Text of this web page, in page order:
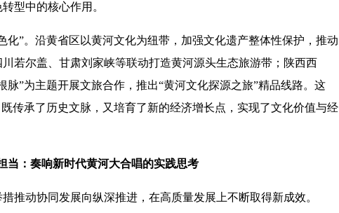
型中的核心作用。
”。沿黄省区以黄河文化为纽带，加强文化遗产整体性保护，推动
若尔盖、甘肃刘家峡等联动打造黄河源头生态旅游带；陕西西
脉”为主题开展文旅合作，推出“黄河文化探源之旅”精品线路。这
传承了历史文脉，又培育了新的经济增长点，实现了文化价值与经
当：奏响新时代黄河大合唱的实践思考
动协同发展向纵深推进，在高质量发展上不断取得新成效。